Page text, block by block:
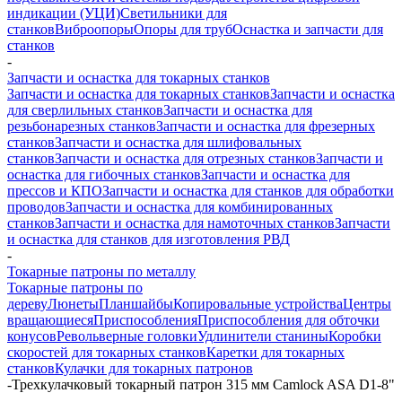
индикации (УЦИ)Светильники для
станковВиброопорыОпоры для трубОснастка и запчасти для
станков
-
Запчасти и оснастка для токарных станков
Запчасти и оснастка для токарных станковЗапчасти и оснастка
для сверлильных станковЗапчасти и оснастка для
резьбонарезных станковЗапчасти и оснастка для фрезерных
станковЗапчасти и оснастка для шлифовальных
станковЗапчасти и оснастка для отрезных станковЗапчасти и
оснастка для гибочных станковЗапчасти и оснастка для
прессов и КПОЗапчасти и оснастка для станков для обработки
проводовЗапчасти и оснастка для комбинированных
станковЗапчасти и оснастка для намоточных станковЗапчасти
и оснастка для станков для изготовления РВД
-
Токарные патроны по металлу
Токарные патроны по
деревуЛюнетыПланшайбыКопировальные устройстваЦентры
вращающиесяПриспособленияПриспособления для обточки
конусовРевольверные головкиУдлинители станиныКоробки
скоростей для токарных станковКаретки для токарных
станковКулачки для токарных патронов
-Трехкулачковый токарный патрон 315 мм Camlock ASA D1-8"